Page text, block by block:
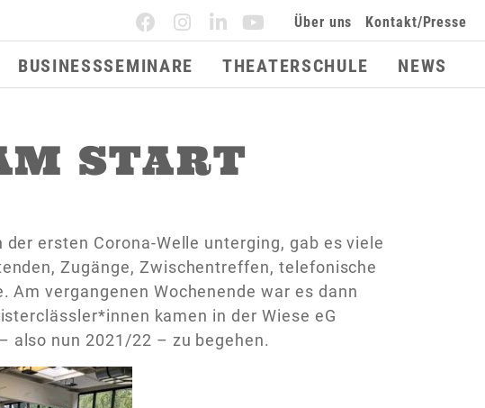
Über uns Kontakt/Presse
BUSINESSSEMINARE THEATERSCHULE NEWS
START
ersten Corona-Welle unterging, gab es viele
Zugänge, Zwischentreffen, telefonische
vergangenen Wochenende war es dann
kamen in der Wiese eG
also nun 2021/22 – zu begehen.